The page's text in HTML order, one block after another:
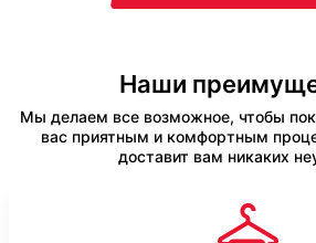
Наши
Мы делаем все возможное, чтобы
вас приятным и комфортным
доставит вам никаких